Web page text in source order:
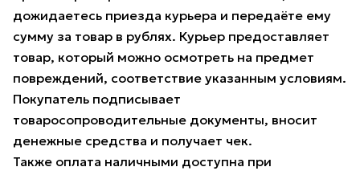
дожидаетесь приезда курьера и передаёте ему
сумму за товар в рублях. Курьер предоставляет
товар, который можно осмотреть на предмет
повреждений, соответствие указанным условиям.
Покупатель подписывает
товаросопроводительные документы, вносит
денежные средства и получает чек.
Также оплата наличными доступна при